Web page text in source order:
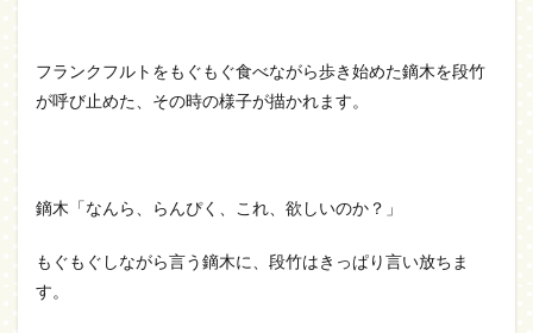
フランクフルトをもぐもぐ食べながら歩き始めた鏑木を段竹
が呼び止めた、その時の様子が描かれます。
鏑木「なんら、らんぴく、これ、欲しいのか？」
もぐもぐしながら言う鏑木に、段竹はきっぱり言い放ちま
す。